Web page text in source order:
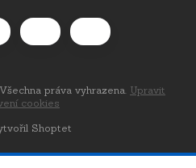
Shoptet
práva vyhrazena. Upravit
cookies